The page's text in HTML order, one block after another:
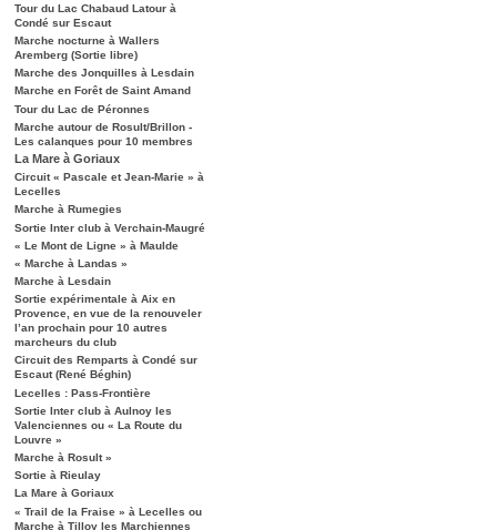
Tour du Lac Chabaud Latour à
Condé sur Escaut
Marche nocturne à Wallers
Aremberg (Sortie libre)
Marche des Jonquilles à Lesdain
Marche en Forêt de Saint Amand
Tour du Lac de Péronnes
Marche autour de Rosult/Brillon -
Les calanques pour 10 membres
La Mare à Goriaux
Circuit « Pascale et Jean-Marie » à
Lecelles
Marche à Rumegies
Sortie Inter club à Verchain-Maugré
« Le Mont de Ligne » à Maulde
« Marche à Landas »
Marche à Lesdain
Sortie expérimentale à Aix en
Provence, en vue de la renouveler
l’an prochain pour 10 autres
marcheurs du club
Circuit des Remparts à Condé sur
Escaut (René Béghin)
Lecelles : Pass-Frontière
Sortie Inter club à Aulnoy les
Valenciennes ou « La Route du
Louvre »
Marche à Rosult »
Sortie à Rieulay
La Mare à Goriaux
« Trail de la Fraise » à Lecelles ou
Marche à Tilloy les Marchiennes